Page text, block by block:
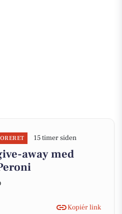
15 timer siden
away med
Kopiér link